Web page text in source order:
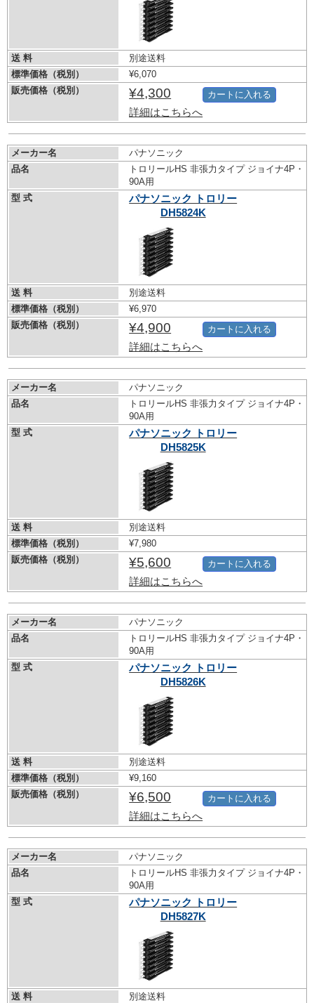
送 料
別途送料
標準価格（税別）
¥6,070
販売価格（税別）
¥4,300
詳細はこちらへ
カートに入れる
メーカー名
パナソニック
品名
トロリールHS 非張力タイプ ジョイナ4P・
90A用
型 式
パナソニック トロリー
DH5824K
送 料
別途送料
標準価格（税別）
¥6,970
販売価格（税別）
¥4,900
詳細はこちらへ
カートに入れる
メーカー名
パナソニック
品名
トロリールHS 非張力タイプ ジョイナ4P・
90A用
型 式
パナソニック トロリー
DH5825K
送 料
別途送料
標準価格（税別）
¥7,980
販売価格（税別）
¥5,600
詳細はこちらへ
カートに入れる
メーカー名
パナソニック
品名
トロリールHS 非張力タイプ ジョイナ4P・
90A用
型 式
パナソニック トロリー
DH5826K
送 料
別途送料
標準価格（税別）
¥9,160
販売価格（税別）
¥6,500
詳細はこちらへ
カートに入れる
メーカー名
パナソニック
品名
トロリールHS 非張力タイプ ジョイナ4P・
90A用
型 式
パナソニック トロリー
DH5827K
送 料
別途送料